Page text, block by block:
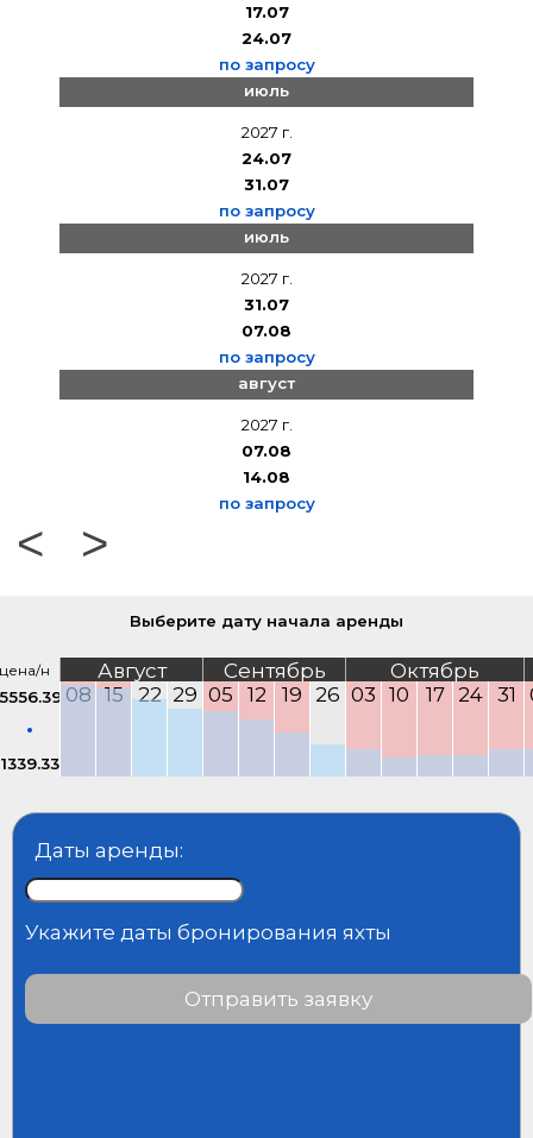
17.07
24.07
по запросу
июль
2027 г.
24.07
31.07
по запросу
июль
2027 г.
31.07
07.08
по запросу
август
2027 г.
07.08
14.08
по запросу
< >
Выберите дату начала аренды
н
1339.33
Август Сентябрь
Октябрь
08 15 22 29 05 12 19 26 03 10 17 24 31
Даты аренды:
Укажите даты бронирования яхты
Отправить заявку